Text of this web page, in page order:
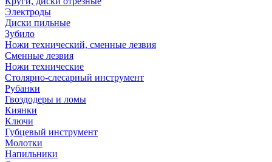
Электроды
Диски пильные
Зубило
Ножи технический, сменные лезвия
Сменные лезвия
Ножи технические
Столярно-слесарный инструмент
Рубанки
Гвоздодеры и ломы
Киянки
Ключи
Губцевый инструмент
Молотки
Напильники